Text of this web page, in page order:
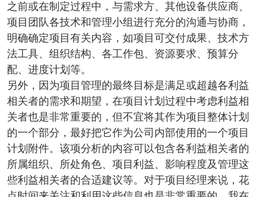
之前或在制定过程中，与需求方、其他设备供应商、
项目团队各技术和管理小组进行充分的沟通与协商，
明确确定项目有关内容，如项目可交付成果、技术方
法工具、组织结构、各工作包、资源要求、预算分
配、进度计划等。
另外，因为项目管理的最终目标是满足或超越各利益
相关者的需求和期望，在项目计划过程中考虑利益相
关者也是非常重要的，但不宜将其作为项目整体计划
的一个部分，最好把它作为公司内部使用的一个项目
计划附件。该项分析的内容可以包含各利益相关者的
所属组织、所处角色、项目利益、影响程度及管理这
些利益相关者的合适建议等。对于项目经理来说，花